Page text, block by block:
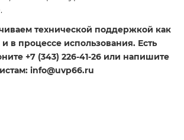
технической поддержкой как
в процессе использования. Есть
+7 (343) 226-41-26 или напишите
info@uvp66.ru